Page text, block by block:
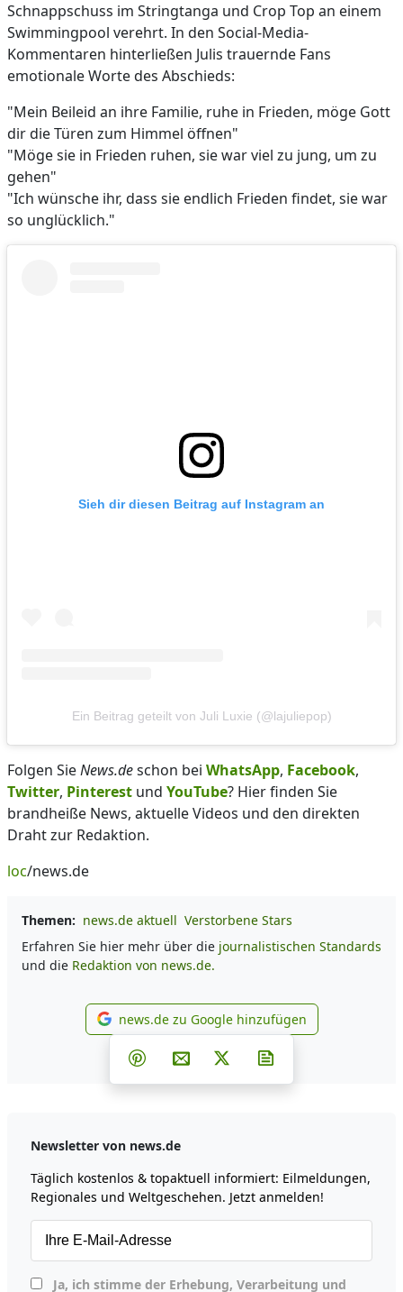
Schnappschuss im Stringtanga und Crop Top an einem
Swimmingpool verehrt. In den Social-Media-
Kommentaren hinterließen Julis trauernde Fans
emotionale Worte des Abschieds:
"Mein Beileid an ihre Familie, ruhe in Frieden, möge Gott
dir die Türen zum Himmel öffnen"
"Möge sie in Frieden ruhen, sie war viel zu jung, um zu
gehen"
"Ich wünsche ihr, dass sie endlich Frieden findet, sie war
so unglücklich."
Sieh dir diesen Beitrag auf Instagram an
Ein Beitrag geteilt von Juli Luxie (@lajuliepop)
Folgen SieNews.deschon bei WhatsApp, Facebook,
Twitter, Pinterest und YouTube? Hier finden Sie
brandheiße News, aktuelle Videos und den direkten
Draht zur Redaktion.
loc/news.de
Themen: news.de aktuell Verstorbene Stars
Erfahren Sie hier mehr über die journalistischen Standards
und die Redaktion von news.de.
news.de zu Google
news.de zu Google hinzufügen
Teilen auf Facebook
Teilen auf Whatsapp
Teilen auf Telegram
Teilen auf Pinterest
Per E-Mail teilen
Post auf X
Newsletter von news.de
Täglich kostenlos & topaktuell informiert: Eilmeldungen,
Regionales und Weltgeschehen. Jetzt anmelden!